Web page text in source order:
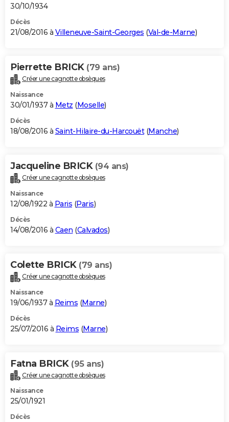
30/10/1934
Décès
21/08/2016 à Villeneuve-Saint-Georges (Val-de-Marne)
Pierrette BRICK (79 ans)
Créer une cagnotte obsèques
Naissance
30/01/1937 à Metz (Moselle)
Décès
18/08/2016 à Saint-Hilaire-du-Harcouët(Manche)
Jacqueline BRICK (94 ans)
Créer une cagnotte obsèques
Naissance
12/08/1922 à Paris (Paris)
Décès
14/08/2016 à Caen (Calvados)
Colette BRICK (79 ans)
Créer une cagnotte obsèques
Naissance
19/06/1937 à Reims (Marne)
Décès
25/07/2016 à Reims (Marne)
Fatna BRICK (95 ans)
Créer une cagnotte obsèques
Naissance
25/01/1921
Décès